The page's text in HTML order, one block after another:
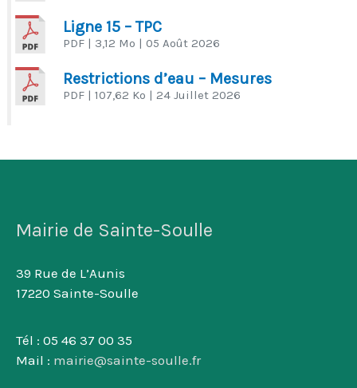
Ligne 15 – TPC
PDF | 3,12 Mo | 05 Août 2026
Restrictions d’eau – Mesures
PDF | 107,62 Ko | 24 Juillet 2026
Mairie de Sainte-Soulle
39 Rue de L’Aunis
17220 Sainte-Soulle
Tél : 05 46 37 00 35
Mail : mairie@sainte-soulle.fr